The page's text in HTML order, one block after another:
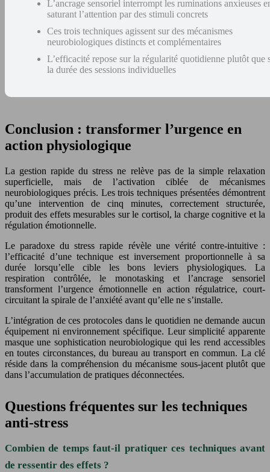
L’ancrage sensoriel interrompt les ruminations anxieuses
saturant l’attention par des stimuli concrets
Ces trois techniques agissent sur des mécanismes
neurobiologiques distincts et complémentaires
L’efficacité repose sur la régularité quotidienne plutôt que
la durée des sessions individuelles
Conclusion : transformer l’urgence en
action physiologique
La gestion rapide du stress ne relève pas de la simple relaxation
superficielle, mais de l’activation ciblée de mécanismes
neurobiologiques précis. Les trois techniques présentées démontrent
qu’une intervention de cinq minutes, correctement structurée,
produit des effets mesurables sur le cortisol, la charge cognitive et la
régulation émotionnelle.
Le paradoxe du stress rapide révèle une vérité contre-intuitive :
l’efficacité d’une technique est inversement proportionnelle à sa
durée lorsqu’elle cible les bons leviers physiologiques. La
respiration contrôlée, le monotasking et l’ancrage sensoriel
transforment l’urgence émotionnelle en action régulatrice, court-
circuitant la spirale de l’anxiété avant qu’elle ne s’installe.
L’intégration de ces protocoles dans le quotidien ne demande aucun
équipement ni environnement spécifique. Leur simplicité apparente
masque une sophistication neurobiologique qui les rend accessibles
en toutes circonstances, du bureau au transport en commun. La clé
réside dans la compréhension du mécanisme sous-jacent plutôt que
dans l’accumulation de pratiques déconnectées.
Questions fréquentes sur les techniques
anti-stress
Combien de temps faut-il pratiquer ces techniques avant
de ressentir des effets ?